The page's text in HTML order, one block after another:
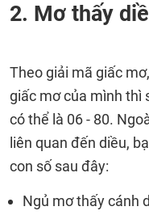
2. Mơ thấy
Theo giải mã giấc
giấc mơ của mình thì
có thể là 06 - 80.
liên quan đến diều,
con số sau đây:
Ngủ mơ thấy cánh